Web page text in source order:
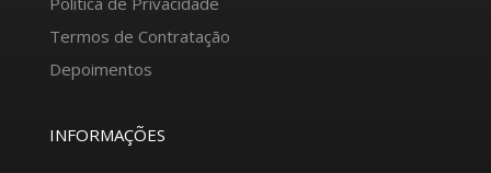
Termos de Contratação
Depoimentos
INFORMAÇÕES